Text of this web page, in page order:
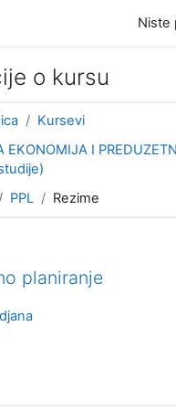
Niste
o kursu
Kursevi
EKONOMIJA I
PPL Rezime
planiranje